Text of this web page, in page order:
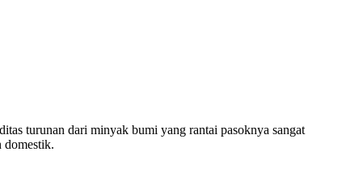
turunan dari minyak bumi yang rantai pasoknya sangat
domestik.